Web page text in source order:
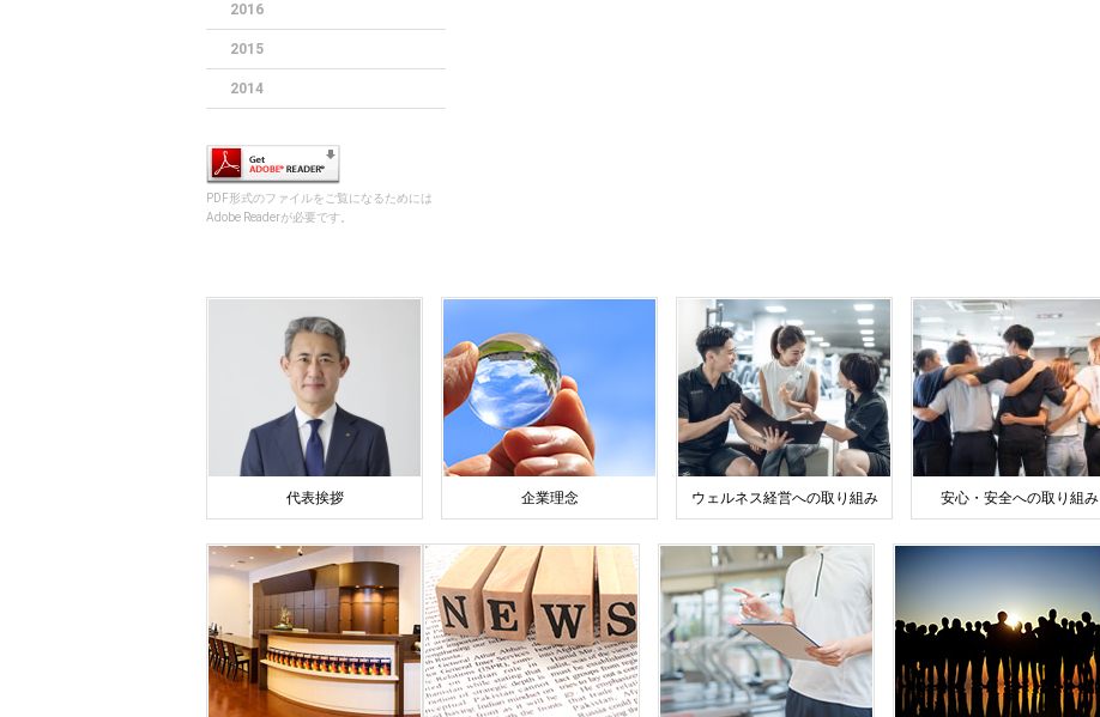
2016
2015
2014
PDF形式のファイルをご覧になるためには
Adobe Readerが必要です。
代表挨拶 企業理念 ウェルネス経営への取り組み 安心・安全への取り組み